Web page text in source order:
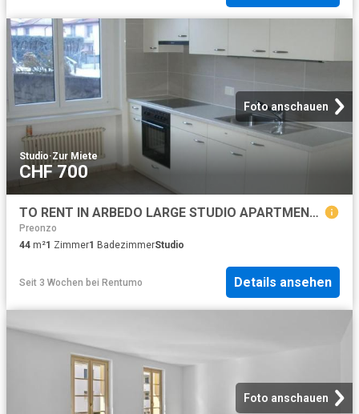
Foto anschauen
Studio·Zur Miete
CHF 700
TO RENT IN ARBEDO LARGE STUDIO APARTMENT ON THE GROUND FLOOR
Preonzo
44 m²1 Zimmer1 BadezimmerStudio
Seit 3 Wochen bei Rentumo Details ansehen
Foto anschauen